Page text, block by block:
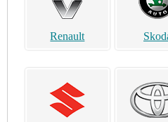
Renault